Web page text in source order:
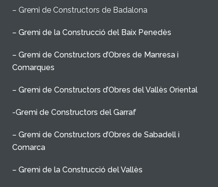
– Gremi de Constructors de Badalona
– Gremi de la Construcció del Baix Penedès
– Gremi de Constructors d’Obres de Manresa i
Comarques
– Gremi de Constructors d’Obres del Vallès Oriental
-Gremi de Constructors del Garraf
– Gremi de Constructors d’Obres de Sabadell i
Comarca
– Gremi de la Construcció del Vallès